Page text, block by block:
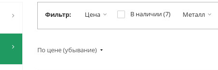
Фильтр: Цена В наличии (7) Металл
По цене (убывание)